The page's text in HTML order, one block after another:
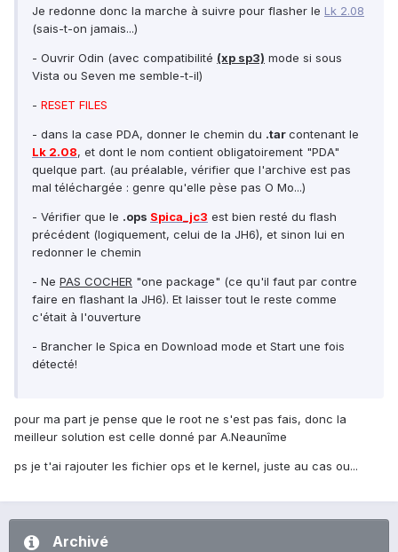
Je redonne donc la marche à suivre pour flasher le Lk 2.08
(sais-t-on jamais...)
- Ouvrir Odin (avec compatibilité (xp sp3) mode si sous
Vista ou Seven me semble-t-il)
- RESET FILES
- dans la case PDA, donner le chemin du .tarcontenant le
Lk 2.08, et dont le nom contient obligatoirement "PDA"
quelque part. (au préalable, vérifier que l'archive est pas
mal téléchargée : genre qu'elle pèse pas O Mo...)
- Vérifier que le .ops Spica_jc3 est bien resté du flash
précédent (logiquement, celui de la JH6), et sinon lui en
redonner le chemin
- Ne PAS COCHER "one package" (ce qu'il faut par contre
faire en flashant la JH6). Et laisser tout le reste comme
c'était à l'ouverture
- Brancher le Spica en Download mode et Start une fois
détecté!
pour ma part je pense que le root ne s'est pas fais, donc la
meilleur solution est celle donné par A.Neaunîme
ps je t'ai rajouter les fichier ops et le kernel, juste au cas ou...
Archivé